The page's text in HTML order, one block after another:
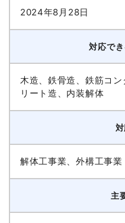
2024年8月28日
対応で
木造、鉄骨造、鉄筋コ
リート造、内装解体
解体工事業、外構工事業
主